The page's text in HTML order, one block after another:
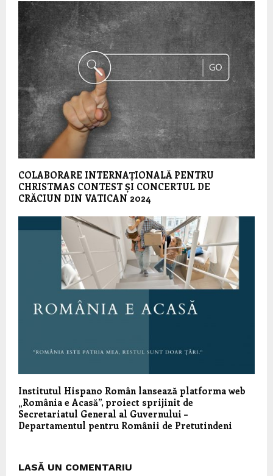
COLABORARE INTERNAȚIONALĂ PENTRU
CHRISTMAS CONTEST ȘI CONCERTUL DE
CRĂCIUN DIN VATICAN 2024
Institutul Hispano Român lansează platforma web
„România e Acasă”, proiect sprijinit de
Secretariatul General al Guvernului –
Departamentul pentru Românii de Pretutindeni
LASĂ UN COMENTARIU